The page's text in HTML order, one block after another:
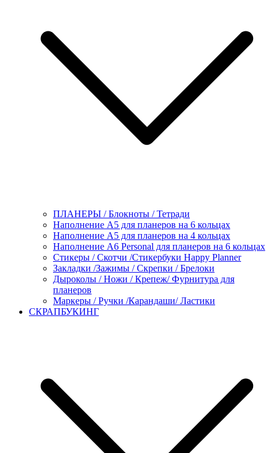
ПЛАНЕРЫ / Блокноты / Тетради
Наполнение А5 для планеров на 6 кольцах
Наполнение А5 для планеров на 4 кольцах
Наполнение А6 Personal для планеров на 6 кольцах
Стикеры / Скотчи /Стикербуки Happy Planner
Закладки /Зажимы / Скрепки / Брелоки
Дыроколы / Ножи / Крепеж/ Фурнитура для
планеров
Маркеры / Ручки /Карандаши/ Ластики
СКРАПБУКИНГ